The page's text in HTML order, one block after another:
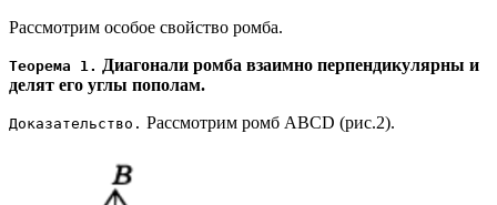
Рассмотрим особое свойство ромба.
Теорема 1. Диагонали ромба взаимно перпендикулярны и
делят его углы пополам.
Доказательство. Рассмотрим ромб ABCD (рис.2).